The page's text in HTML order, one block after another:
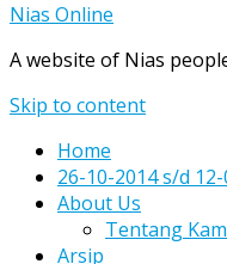
Nias Online
A website of Nias
Skip to content
Home
26-10-2014 s/d
About Us
Tentang
Arsip